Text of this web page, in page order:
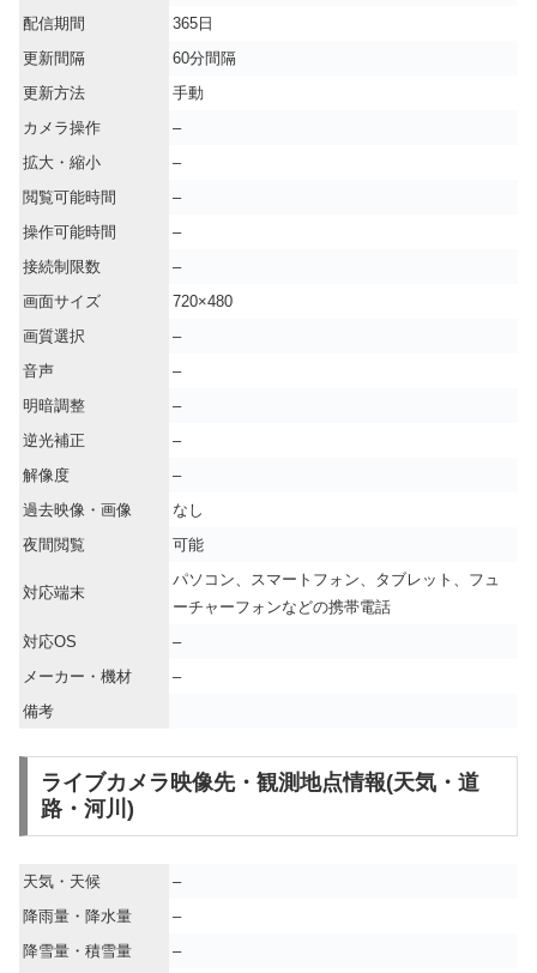
配信期間
365日
更新間隔
60分間隔
更新方法
手動
カメラ操作
–
拡大・縮小
–
閲覧可能時間
–
操作可能時間
–
接続制限数
–
画面サイズ
720×480
画質選択
–
音声
–
明暗調整
–
逆光補正
–
解像度
–
過去映像・画像
なし
夜間閲覧
可能
対応端末
パソコン、スマートフォン、タブレット、フュ
ーチャーフォンなどの携帯電話
対応OS
–
メーカー・機材
–
備考
ライブカメラ映像先・観測地点情報(天気・道
路・河川)
天気・天候
–
降雨量・降水量
–
降雪量・積雪量
–